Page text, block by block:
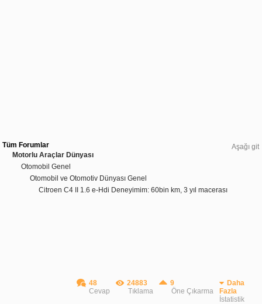
Aşağı git
Tüm Forumlar
Motorlu Araçlar Dünyası
Otomobil Genel
Otomobil ve Otomotiv Dünyası Genel
Citroen C4 II 1.6 e-Hdi Deneyimim: 60bin km, 3 yıl macerası
48
Cevap
24883
Tıklama
9
Öne Çıkarma
Daha
Fazla
İstatistik